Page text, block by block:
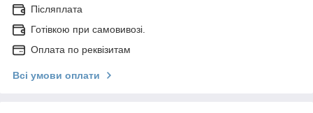
Післяплата
Готівкою при самовивозі.
Оплата по реквізитам
Всі умови оплати